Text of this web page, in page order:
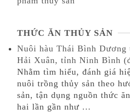
THỨC ĂN THỦY SẢN
Nuôi hàu Thái Bình Dương
Hải Xuân, tỉnh Ninh Bình
Nhằm tìm hiểu, đánh giá
nuôi trồng thủy sản theo
sản, tận dụng nguồn thức
hai lần gần như ...